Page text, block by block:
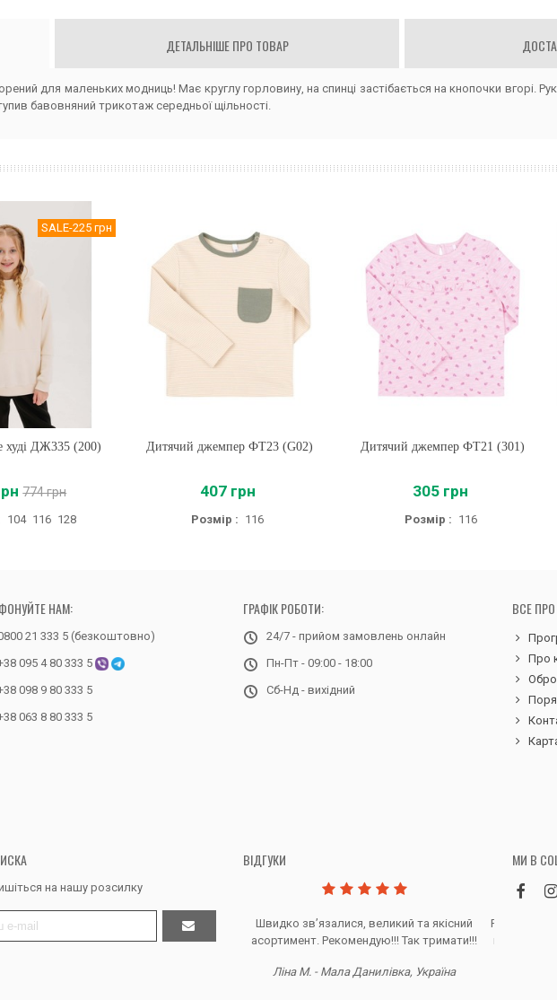
ДЕТАЛЬНІШЕ ПРО ТОВАР
для маленьких модниць! Має круглу горловину, на спинці застібається на кнопочки вгорі.
бавовняний трикотаж середньої щільності.
SALE-225 грн
худі ДЖ335 (200)
774 грн
104 116 128
Купити
Дитячий джемпер ФТ23 (G02)
407 грн
Розмір : 116
Купити
Дитячий джемпер ФТ21 (301)
305 грн
Розмір : 116
НАМ:
21 333 5 (безкоштовно)
095 4 80 333 5
098 9 80 333 5
063 8 80 333 5
ГРАФІК РОБОТИ:
24/7 - прийом замовлень онлайн
Пн-Пт - 09:00 - 18:00
Сб-Нд - вихідний
ВСЕ
Про
на нашу розсилку
ВІДГУКИ
Дякую за все, продавець супер.
Швидко звʼязалися, великий та якісний
асортимент. Рекомендую!!! Так тримати!!!
Ліна М. - Мала Данилівка, Україна
Робила
штанів.
МИ В